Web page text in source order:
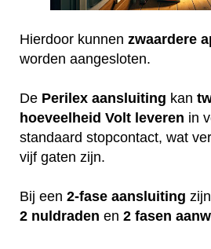
Hierdoor kunnen zwaardere
worden aangesloten.
De Perilex aansluiting kan
hoeveelheid Volt leveren in
standaard stopcontact, wat
vijf gaten zijn.
Bij een 2-fase aansluiting
2 nuldraden en 2 fasen